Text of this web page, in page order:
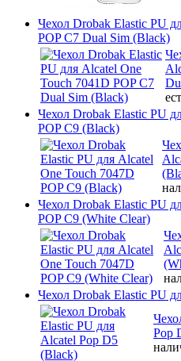
Чехол Drobak Elastic PU
POP C7 Dual Sim (Black)
Чехол Drobak Elastic PU
POP C9 (Black)
Чехол Drobak Elastic PU
POP C9 (White Clear)
Чехол Drobak Elastic PU
Pop